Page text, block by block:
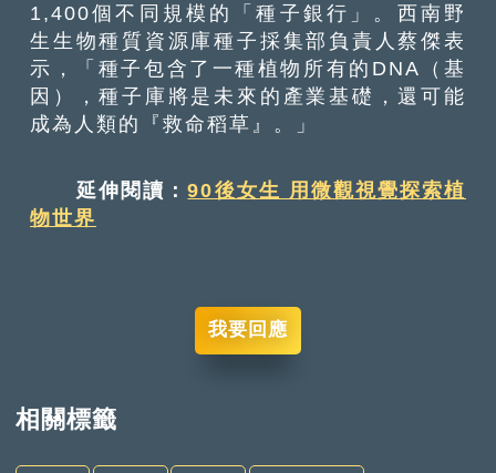
1,400個不同規模的「種子銀行」。西南野
生生物種質資源庫種子採集部負責人蔡傑表
示，「種子包含了一種植物所有的DNA（基
因），種子庫將是未來的產業基礎，還可能
成為人類的『救命稻草』。」
延伸閱讀：90後女生 用微觀視覺探索植
物世界
我要回應
相關標籤